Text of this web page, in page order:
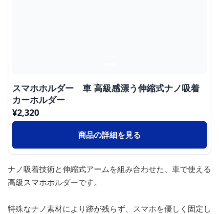
スマホホルダー 車 高級感漂う伸縮式ナノ吸着
カーホルダー
¥2,320
商品の詳細を見る
ナノ吸着技術と伸縮式アームを組み合わせた、車で使える
高級スマホホルダーです。
特殊なナノ素材により跡が残らず、スマホを優しく固定し